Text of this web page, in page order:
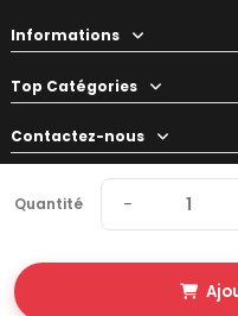
Quantité −
Informations
Top Catégories
Contactez-nous
Votre préparateur
© 2026 Swapland - Tous